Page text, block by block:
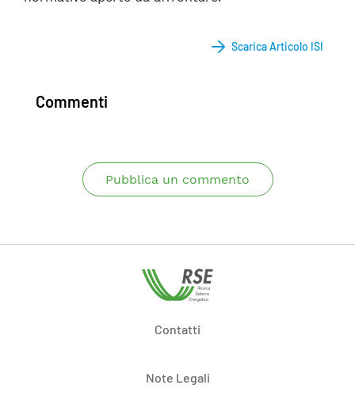
Scarica Articolo ISI
Commenti
Pubblica un commento
Contatti
Note Legali